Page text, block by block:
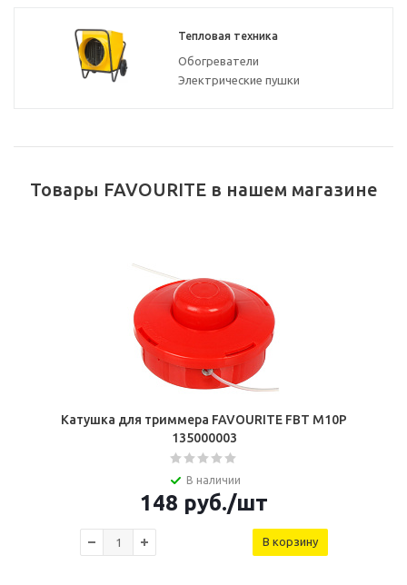
Тепловая техника
Обогреватели
Электрические пушки
Товары FAVOURITE в нашем магазине
Катушка для триммера FAVOURITE FBT M10P
135000003
В наличии
148 руб./шт
В корзину